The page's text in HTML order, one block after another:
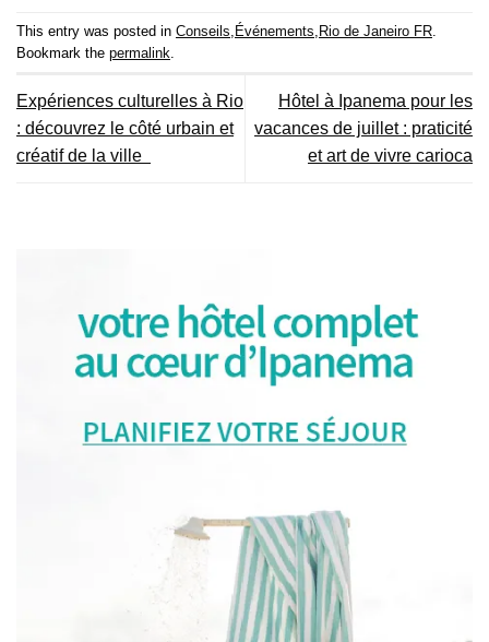
This entry was posted in Conseils Événements Rio de Janeiro FR
Bookmark the permalink
Expériences culturelles à Rio
: découvrez le côté urbain et
créatif de la ville
Hôtel à Ipanema pour les
vacances de juillet : praticité
et art de vivre carioca